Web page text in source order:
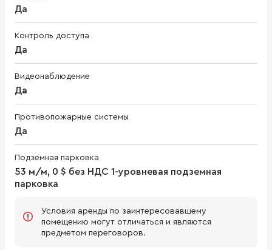
Да
Контроль доступа
Да
Видеонаблюдение
Да
Противопожарные системы
Да
Подземная парковка
53 м/м, 0 $ без НДС 1-уровневая подземная
парковка
Условия аренды по заинтересовавшему
помещению могут отличаться и являются
предметом переговоров.